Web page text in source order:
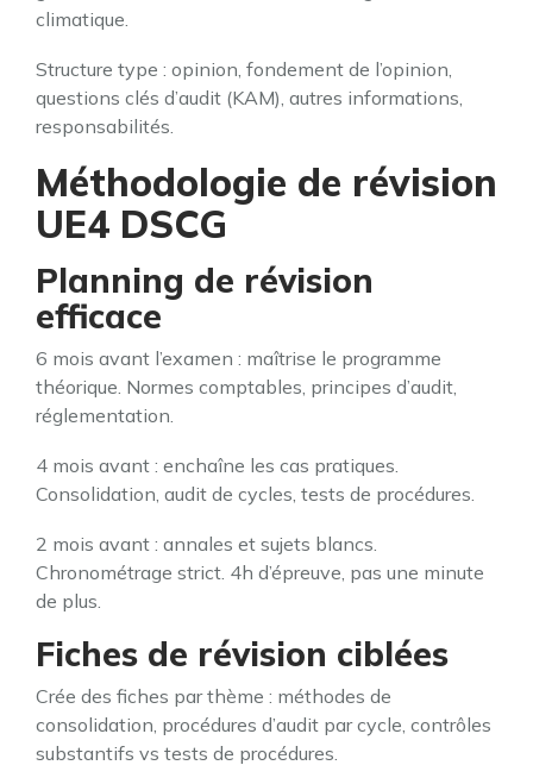
climatique.
Structure type : opinion, fondement de l’opinion,
questions clés d’audit (KAM), autres informations,
responsabilités.
Méthodologie de révision
UE4 DSCG
Planning de révision
efficace
6 mois avant l’examen : maîtrise le programme
théorique. Normes comptables, principes d’audit,
réglementation.
4 mois avant : enchaîne les cas pratiques.
Consolidation, audit de cycles, tests de procédures.
2 mois avant : annales et sujets blancs.
Chronométrage strict. 4h d’épreuve, pas une minute
de plus.
Fiches de révision ciblées
Crée des fiches par thème : méthodes de
consolidation, procédures d’audit par cycle, contrôles
substantifs vs tests de procédures.